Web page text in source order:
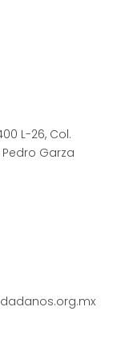
L-26, Col.
Pedro Garza